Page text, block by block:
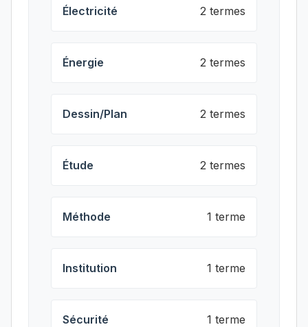
Électricité 2 termes
Énergie 2 termes
Dessin/Plan 2 termes
Étude 2 termes
Méthode 1 terme
Institution 1 terme
Sécurité 1 terme